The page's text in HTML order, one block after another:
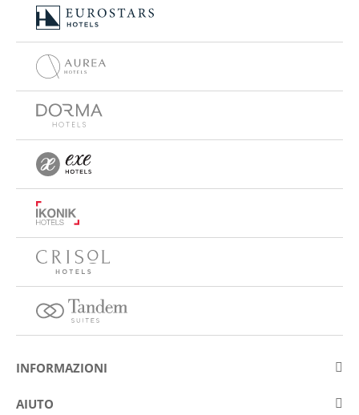
INFORMAZIONI
Su Eurostars Hotel Company
AIUTO